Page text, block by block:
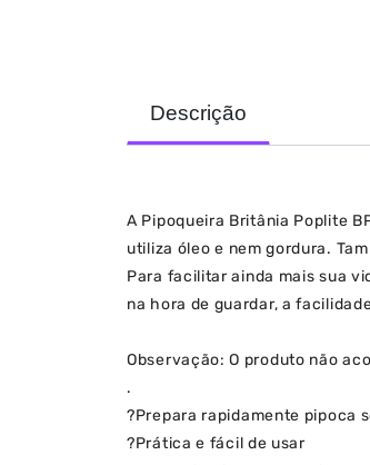
Descrição
A Pipoqueira Britânia Poplite
utiliza óleo e nem gordura.
Para facilitar ainda mais sua
na hora de guardar, a
Observação: O produto não
.
?Prepara rapidamente pipoca
?Prática e fácil de usar